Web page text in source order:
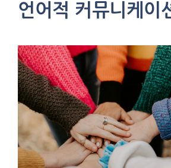
언어적 커뮤니케이